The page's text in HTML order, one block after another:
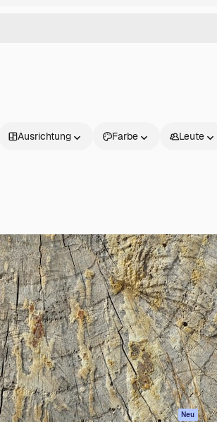
Ausrichtung Farbe Leute
Produkte
Spaces
KI-Assistent
KI-Bildgenerator
KI-Videogenerator
KI-
Stimmengenerator
Loslegen
Academy
Dokumentation
Support
AGB
Originale Neu